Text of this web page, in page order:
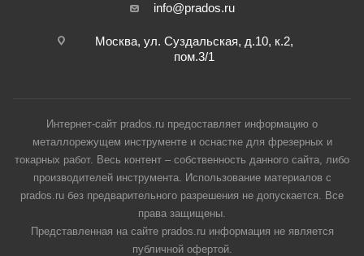
info@prados.ru
Москва, ул. Суздальская, д.10, к.2,
пом.3/1
Интернет-сайт prados.ru предоставляет информацию о
металлорежущем инструменте и оснастке для фрезерных и
токарных работ. Весь контент – собственность данного сайта, либо
производителей инструмента. Использование материалов с
prados.ru без предварительного разрешения не допускается. Все
права защищены.
Представленная на сайте prados.ru информация не является
публичной офертой.